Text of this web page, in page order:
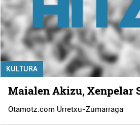
KULTURA
Maialen Akizu, Xenpelar
Otamotz.com Urretxu-Zumarraga